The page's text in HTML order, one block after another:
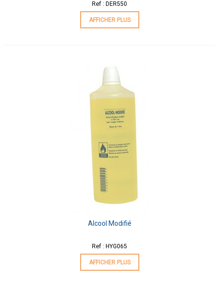
Ref : DER550
AFFICHER PLUS
Alcool Modifié
Ref : HYG065
AFFICHER PLUS